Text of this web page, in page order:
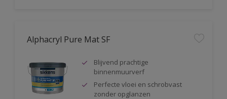
Alphacryl Pure Mat SF
Blijvend prachtige
binnenmuurverf
Perfecte vloei en schrobvast
zonder opglanzen